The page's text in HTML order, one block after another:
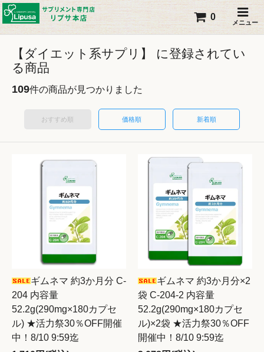
メニュー
0
【ダイエット系サプリ】 に登録されてい
る商品
109件の商品が見つかりました
おすすめ順 価格順 新着順
ギムネマ 約3か月分 C-
204 内容量
52.2g(290mg×180カプセ
ル) ★活力祭30％OFF開催
中！8/10 9:59迄
ギムネマ 約3か月分×2
袋 C-204-2 内容量
52.2g(290mg×180カプセ
ル)×2袋 ★活力祭30％OFF
開催中！8/10 9:59迄